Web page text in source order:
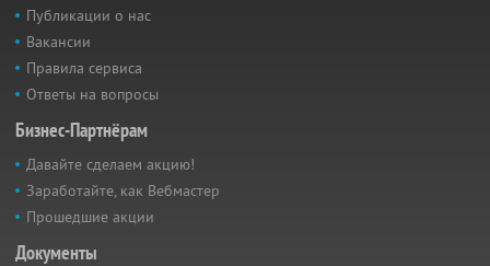
Публикации о нас
Вакансии
Правила сервиса
Ответы на вопросы
Бизнес-Партнёрам
Давайте сделаем акцию!
Заработайте, как Вебмастер
Прошедшие акции
Документы